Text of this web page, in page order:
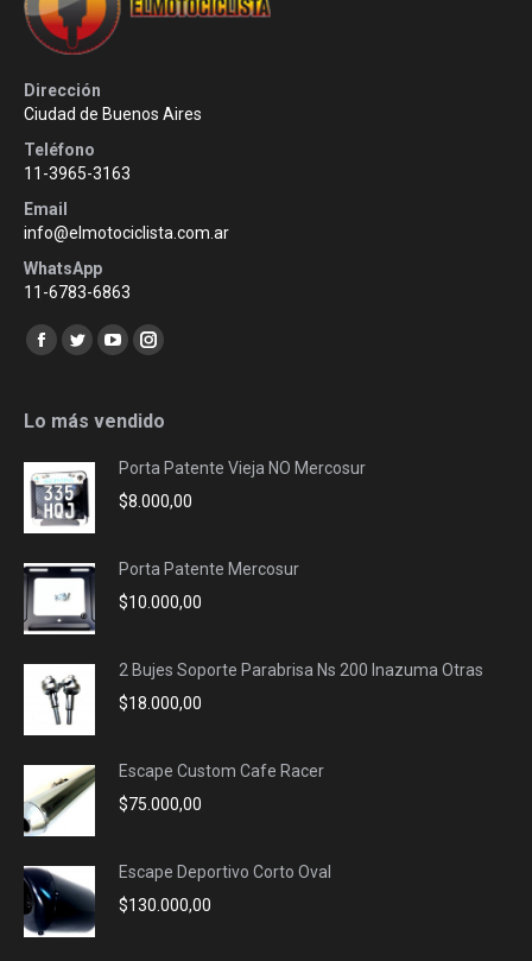
Dirección
Ciudad de Buenos Aires
Teléfono
11-3965-3163
Email
info@elmotociclista.com.ar
WhatsApp
11-6783-6863
Encuéntranos en:
Facebook
opens
new
window
Twitter
opens
new
window
YouTube
opens
new
window
Instagram
opens
new
window
Lo más vendido
Porta Patente Vieja NO Mercosur
$8.000,00
Porta Patente Mercosur
$10.000,00
2 Bujes Soporte Parabrisa Ns 200 Inazuma Otras
$18.000,00
Escape Custom Cafe Racer
$75.000,00
Escape Deportivo Corto Oval
$130.000,00